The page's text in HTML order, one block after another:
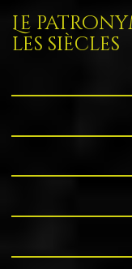
Le
les siècles